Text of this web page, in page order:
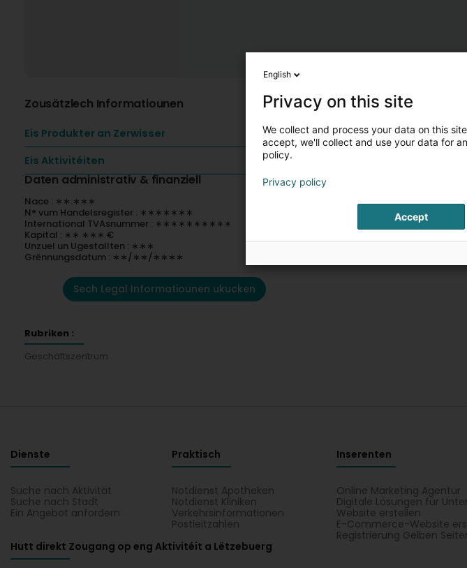
Zousätzlech Informatiounen
Eis Produkter an Zerwisser
Eis Aktivitéiten
Daten administrativ & finanziell
Nace : ∗∗.∗∗∗
N° vum Handelsregister : ∗∗∗∗∗∗∗
International TVAsnummer : ∗∗∗∗∗∗∗∗∗∗
Kapital : ∗∗ ∗∗∗ €
Unzuel un Ugestallten : ∗∗∗
Grënnungsdatum : ∗∗/∗∗/∗∗∗∗
Sech Legal Informatiounen ukucken
Rubriken :
Geschäftszentrum
Dienste
Suche nach Aktivität
Suche nach Stadt
Ein Angebot anfordern
Praktisch
Notdienst Apotheken
Notdienst Kliniken
Verkehrsinformationen
Postleitzahlen
Inserenten
Online Marketing Agentur
Digitale Lösungen für
Website erstellen
E-Commerce-Website
Registrierung Gelben
Hutt direkt Zougang op eng Aktivitéit a Lëtzebuerg
English
Privacy on this site
We collect and process your data on this
accept, we'll collect and use your data for
policy.
Privacy policy
Accept